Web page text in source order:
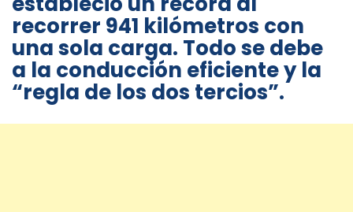
recorrer 941 kilómetros con
una sola carga. Todo se debe
a la conducción eficiente y la
“regla de los dos tercios”.